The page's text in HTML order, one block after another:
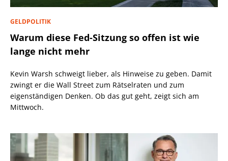
GELDPOLITIK
Warum diese Fed-Sitzung so offen ist wie
lange nicht mehr
Kevin Warsh schweigt lieber, als Hinweise zu geben. Damit
zwingt er die Wall Street zum Rätselraten und zum
eigenständigen Denken. Ob das gut geht, zeigt sich am
Mittwoch.